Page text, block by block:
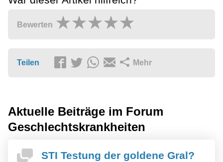
Bewerten
Teilen Mehr
Aktuelle Beiträge im Forum
Geschlechtskrankheiten
STI Testung der goldene Gral?